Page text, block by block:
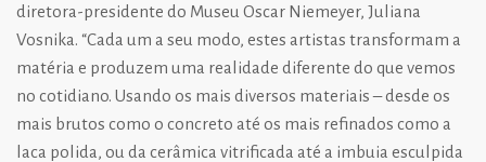
diretora-presidente do Museu Oscar Niemeyer, Juliana
Vosnika. “Cada um a seu modo, estes artistas transformam a
matéria e produzem uma realidade diferente do que vemos
no cotidiano. Usando os mais diversos materiais – desde os
mais brutos como o concreto até os mais refinados como a
laca polida, ou da cerâmica vitrificada até a imbuia esculpida